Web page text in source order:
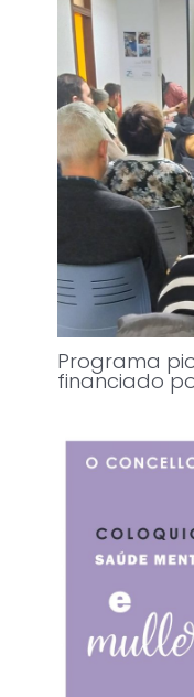
Programa
financiado